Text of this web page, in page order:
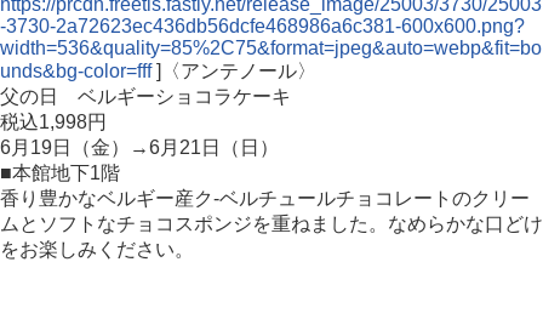
https://prcdn.freetls.fastly.net/release_image/25003/3730/25003
-3730-2a72623ec436db56dcfe468986a6c381-600x600.png?
width=536&quality=85%2C75&format=jpeg&auto=webp&fit=bo
unds&bg-color=fff]〈アンテノール〉
父の日 ベルギーショコラケーキ
税込1,998円
6月19日（金）→6月21日（日）
■本館地下1階
香り豊かなベルギー産ク-ベルチュールチョコレートのクリー
ムとソフトなチョコスポンジを重ねました。なめらかな口どけ
をお楽しみください。